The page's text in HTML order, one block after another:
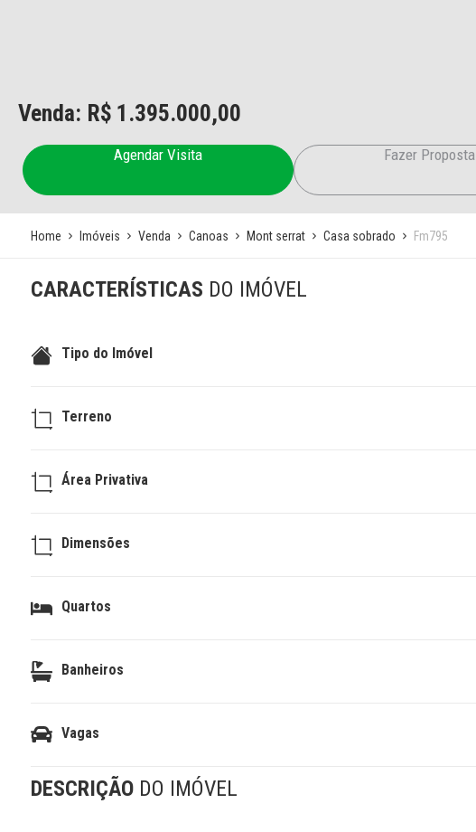
Venda: R$ 1.395.000,00
Agendar Visita Fazer Proposta
Home Imóveis Venda Canoas Mont serrat Casa sobrado Fm795
CARACTERÍSTICAS DO IMÓVEL
Tipo do Imóvel
Terreno
Área Privativa
Dimensões
Quartos
Banheiros
Vagas
DESCRIÇÃO DO IMÓVEL